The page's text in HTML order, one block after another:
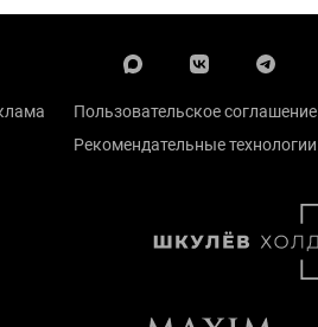
Пользовательское соглашение
Рекомендательные технологии